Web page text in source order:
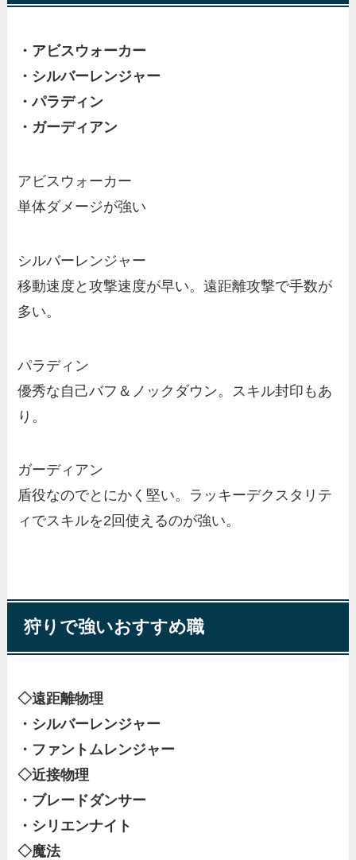
・アビスウォーカー
・シルバーレンジャー
・パラディン
・ガーディアン
アビスウォーカー
単体ダメージが強い
シルバーレンジャー
移動速度と攻撃速度が早い。遠距離攻撃で手数が
多い。
パラディン
優秀な自己バフ＆ノックダウン。スキル封印もあ
り。
ガーディアン
盾役なのでとにかく堅い。ラッキーデクスタリテ
ィでスキルを2回使えるのが強い。
狩りで強いおすすめ職
◇遠距離物理
・シルバーレンジャー
・ファントムレンジャー
◇近接物理
・ブレードダンサー
・シリエンナイト
◇魔法